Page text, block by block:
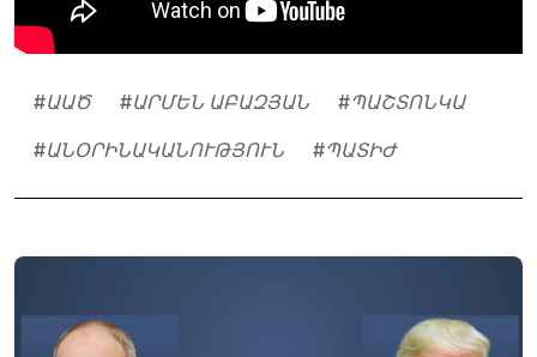
#ԱԱԾ #ԱՐՄԵՆ ԱԲԱԶՅԱՆ #ՊԱՇՏՈՆԿԱ
#ԱՆՕՐԻՆԱԿԱՆՈՒԹՅՈՒՆ #ՊԱՏԻԺ